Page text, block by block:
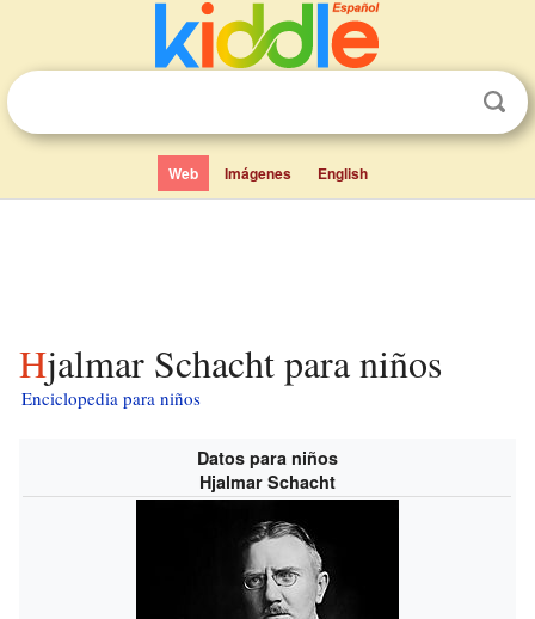
Web Imágenes English
Hjalmar Schacht para niños
Enciclopedia para niños
Datos para niños
Hjalmar Schacht